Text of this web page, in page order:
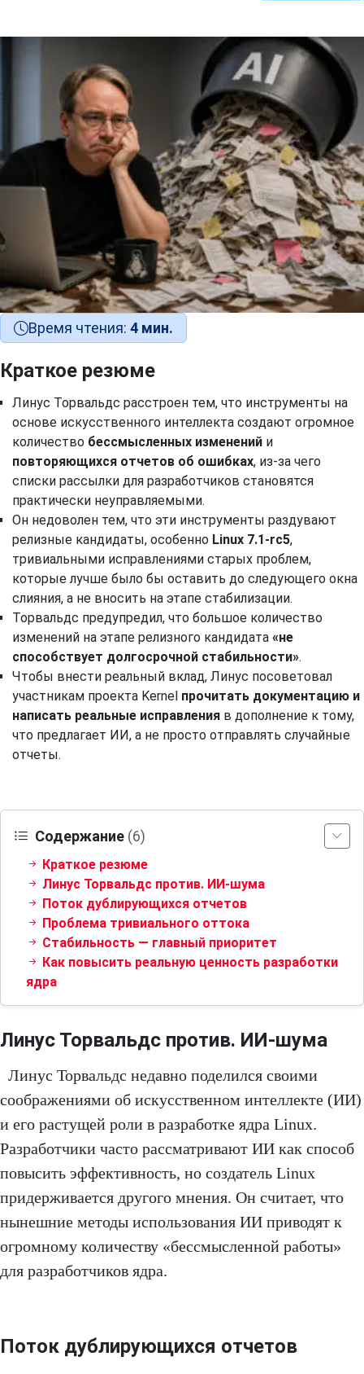
Время чтения: 4 мин.
Краткое резюме
Линус Торвальдс расстроен тем, что инструменты на
основе искусственного интеллекта создают огромное
количество бессмысленных изменений и
повторяющихся отчетов об ошибках, из-за чего
списки рассылки для разработчиков становятся
практически неуправляемыми.
Он недоволен тем, что эти инструменты раздувают
релизные кандидаты, особенно Linux 7.1-rc5,
тривиальными исправлениями старых проблем,
которые лучше было бы оставить до следующего окна
слияния, а не вносить на этапе стабилизации.
Торвальдс предупредил, что большое количество
изменений на этапе релизного кандидата «не
способствует долгосрочной стабильности».
Чтобы внести реальный вклад, Линус посоветовал
участникам проекта Kernel прочитать документацию и
написать реальные исправления в дополнение к тому,
что предлагает ИИ, а не просто отправлять случайные
отчеты.
Содержание (6)
Краткое резюме
Линус Торвальдс против. ИИ-шума
Поток дублирующихся отчетов
Проблема тривиального оттока
Стабильность — главный приоритет
Как повысить реальную ценность разработки
ядра
Линус Торвальдс против. ИИ-шума
Линус Торвальдс недавно поделился своими
соображениями об искусственном интеллекте (ИИ)
и его растущей роли в разработке ядра Linux.
Разработчики часто рассматривают ИИ как способ
повысить эффективность, но создатель Linux
придерживается другого мнения. Он считает, что
нынешние методы использования ИИ приводят к
огромному количеству «бессмысленной работы»
для разработчиков ядра.
Поток дублирующихся отчетов